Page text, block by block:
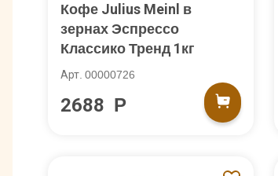
Кофе Julius Meinl в
зернах Эспрессо
Классико Тренд 1кг
Арт. 00000726
2688 Р